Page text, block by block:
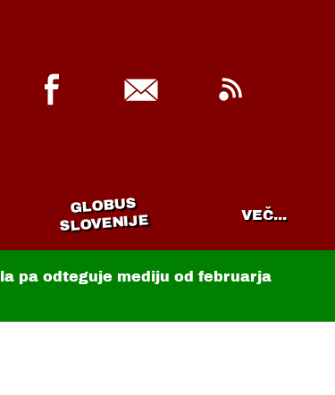
GLOBUS
SLOVENIJE VEČ...
pa odteguje mediju od februarja